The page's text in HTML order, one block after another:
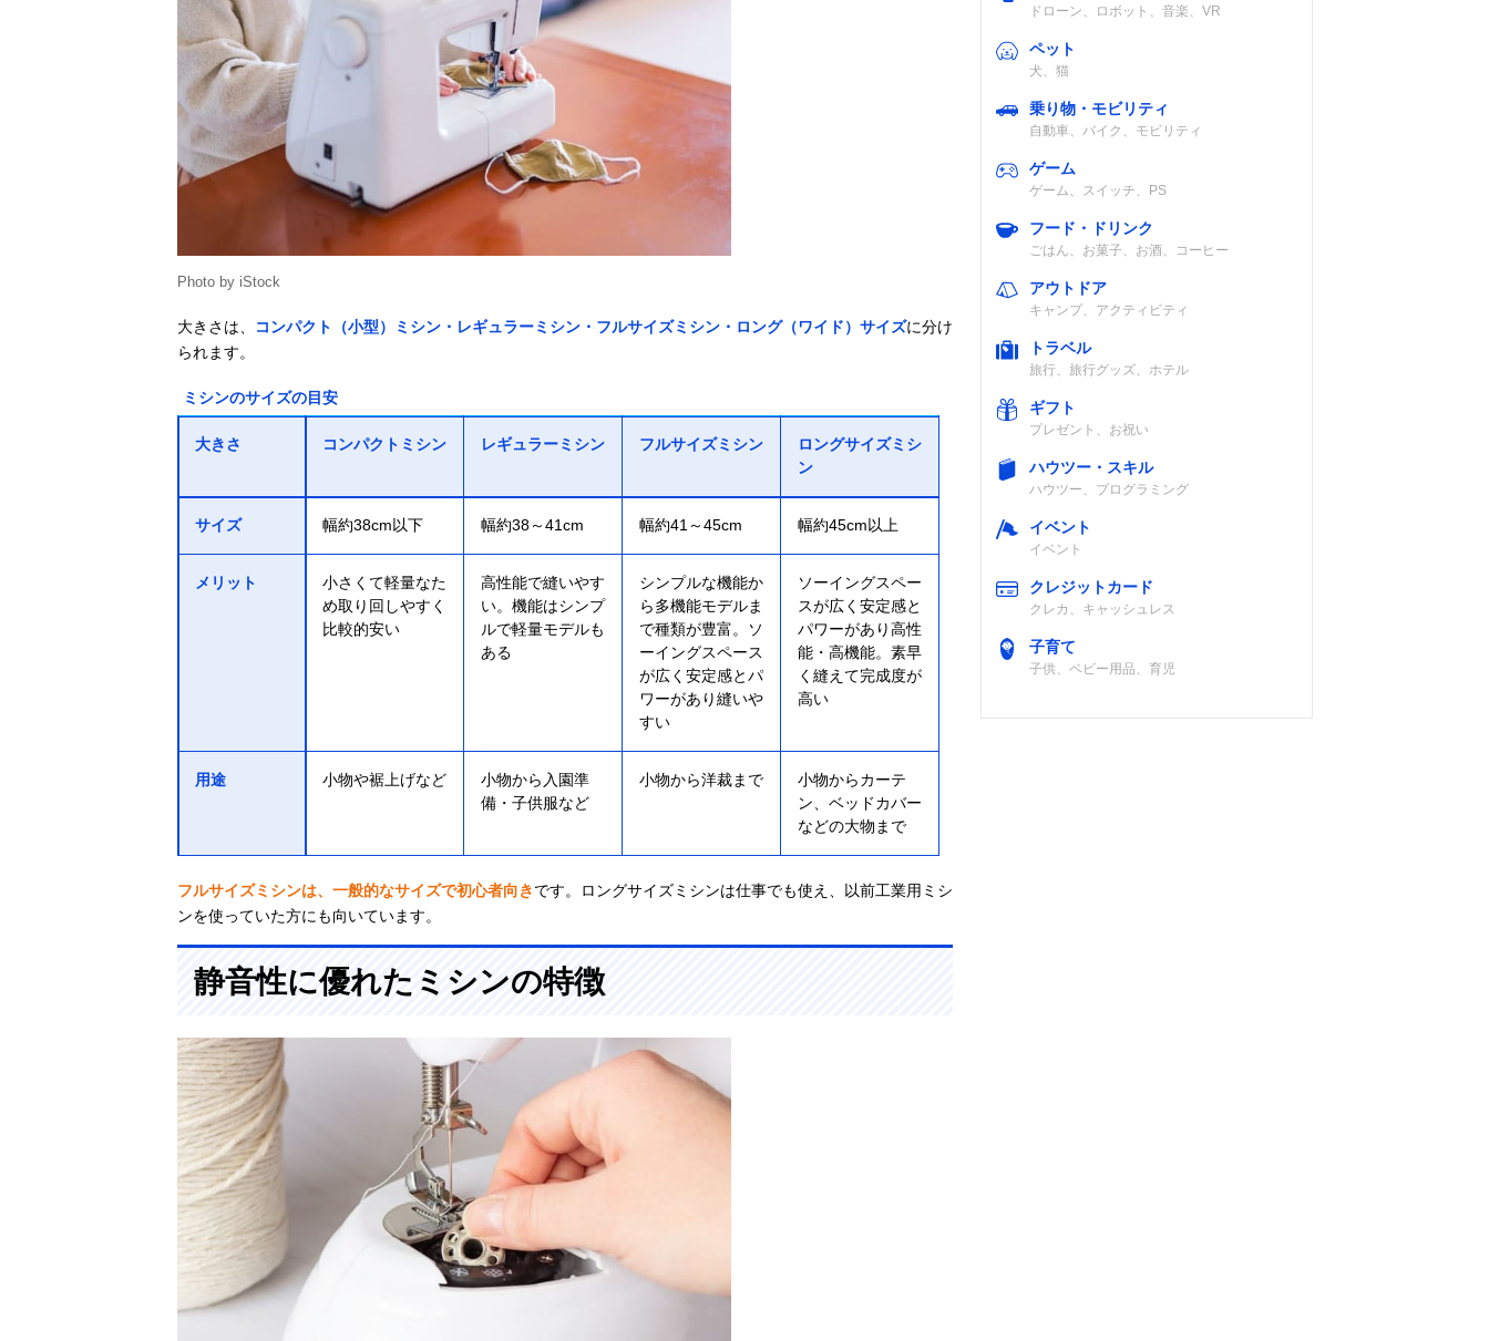
Photo by iStock
大きさは、 コンパクト（小型）ミシン・レギュラーミシン・フルサイズミシン・ロング（ワイド）サイズに分け
られます。
ミシンのサイズの目安
大きさ コンパクトミシン レギュラーミシン フルサイズミシン
ロングサイズミシ
ン
サイズ 幅約38cm以下 幅約38～41cm 幅約41～45cm 幅約45cm以上
メリット
小さくて軽量なた
め取り回しやすく
比較的安い
高性能で縫いやす
い。機能はシンプ
ルで軽量モデルも
ある
シンプルな機能か
ら多機能モデルま
で種類が豊富。ソ
ーイングスペース
が広く安定感とパ
ワーがあり縫いや
すい
ソーイングスペー
スが広く安定感と
パワーがあり高性
能・高機能。素早
く縫えて完成度が
高い
用途 小物や裾上げなど
小物から入園準
備・子供服など
小物から洋裁まで
小物からカーテ
ン、ベッドカバー
などの大物まで
フルサイズミシンは、一般的なサイズで初心者向きです。ロングサイズミシンは仕事でも使え、以前工業用ミシ
ンを使っていた方にも向いています。
静音性に優れたミシンの特徴
ドローン、ロボット、音楽、VR
ペット
犬、猫
乗り物・モビリティ
自動車、バイク、モビリティ
ゲーム
ゲーム、スイッチ、PS
フード・ドリンク
ごはん、お菓子、お酒、コーヒー
アウトドア
キャンプ、アクティビティ
トラベル
旅行、旅行グッズ、ホテル
ギフト
プレゼント、お祝い
ハウツー・スキル
ハウツー、プログラミング
イベント
イベント
クレジットカード
クレカ、キャッシュレス
子育て
子供、ベビー用品、育児